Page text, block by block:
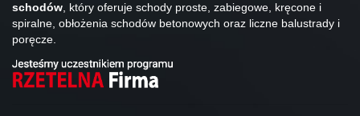
schodów, który oferuje schody proste, zabiegowe, kręcone i
spiralne, obłożenia schodów betonowych oraz liczne balustrady i
poręcze.